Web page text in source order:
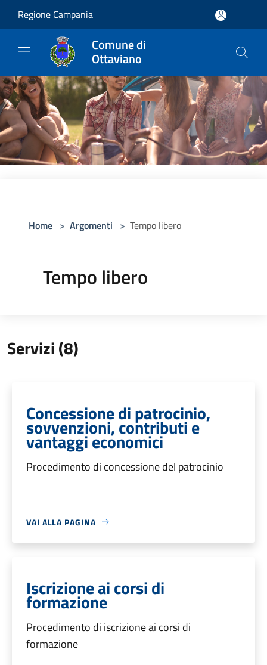
Regione Campania
Comune di
Ottaviano
Home > Argomenti > Tempo libero
Tempo libero
Servizi (8)
Concessione di patrocinio,
sovvenzioni, contributi e
vantaggi economici
Procedimento di concessione del patrocinio
VAI ALLA PAGINA
Iscrizione ai corsi di
formazione
Procedimento di iscrizione ai corsi di
formazione